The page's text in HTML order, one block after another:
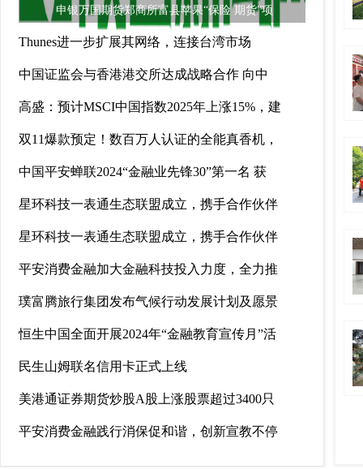
申银万国期货郑商所富县苹果“保险 期货”项
Thunes进一步扩展其网络，连接台湾市场
中国证监会与香港港交所达成战略合作 向中
高盛：预计MSCI中国指数2025年上涨15%，建
双11爆款预定！数百万人认证的全能真香机，
中国平安蝉联2024“金融业先锋30”第一名 获
星环科技一表通生态联盟成立，携手合作伙伴
星环科技一表通生态联盟成立，携手合作伙伴
平安消费金融加大金融科技投入力度，全力推
璞富腾旅行集团发布气候行动发展计划及愿景
恒生中国全面开展2024年“金融教育宣传月”活
民生山姆联名信用卡正式上线
美港通证券期货炒股A股上涨股票超过3400只
平安消费金融践行消保促和谐，创新宣教不停